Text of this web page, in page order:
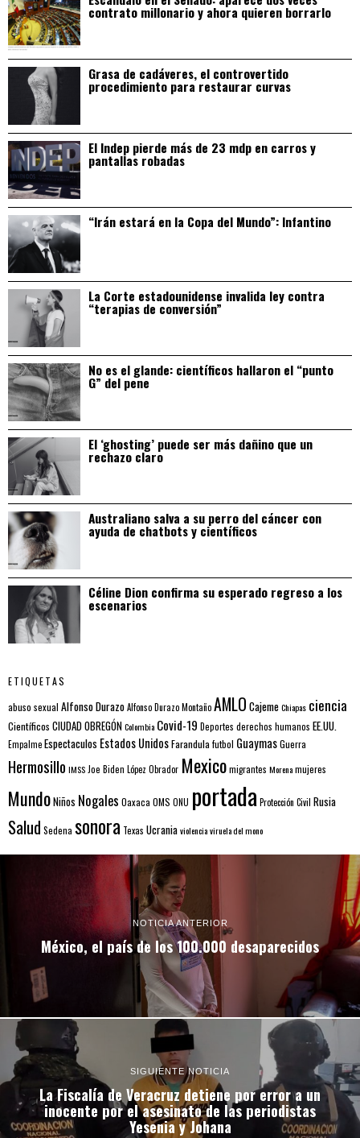
contrato millonario y ahora quieren borrarlo
Grasa de cadáveres, el controvertido
procedimiento para restaurar curvas
El Indep pierde más de 23 mdp en carros y
pantallas robadas
“Irán estará en la Copa del Mundo”: Infantino
La Corte estadounidense invalida ley contra
“terapias de conversión”
No es el glande: científicos hallaron el “punto
G” del pene
El ‘ghosting’ puede ser más dañino que un
rechazo claro
Australiano salva a su perro del cáncer con
ayuda de chatbots y científicos
Céline Dion confirma su esperado regreso a los
escenarios
ETIQUETAS
abuso sexual Alfonso DurazoAlfonso Durazo MontañoAMLO CajemeChiapas ciencia
Científicos CIUDAD OBREGÓNColombia Covid-19 Deportes derechos humanos EE.UU.
EmpalmeEspectaculos Estados UnidosFarandulafutbol GuaymasGuerra
Hermosillo IMSS Joe Biden López Obrador Mexicomigrantes Morenamujeres
MundoNiños Nogales Oaxaca OMS ONU portada Protección Civil Rusia
Salud Sedena sonora Texas Ucraniaviolenciaviruela del mono
NOTICIA ANTERIOR
México, el país de los 100.000 desaparecidos
SIGUIENTE NOTICIA
La Fiscalía de Veracruz detiene por error a un
inocente por el asesinato de las periodistas
Yesenia y Johana